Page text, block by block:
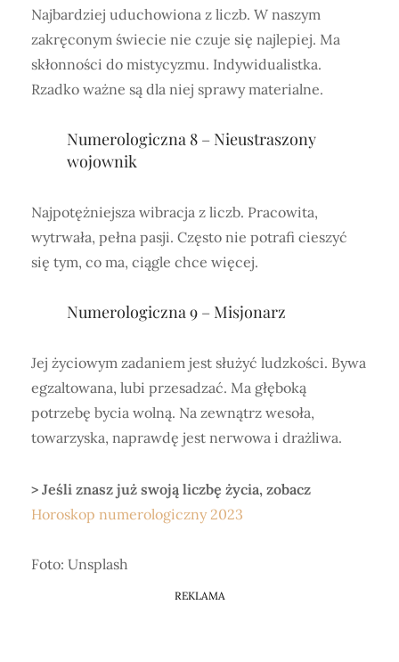
Najbardziej uduchowiona z liczb. W naszym
zakręconym świecie nie czuje się najlepiej. Ma
skłonności do mistycyzmu. Indywidualistka.
Rzadko ważne są dla niej sprawy materialne.
Numerologiczna 8 – Nieustraszony
wojownik
Najpotężniejsza wibracja z liczb. Pracowita,
wytrwała, pełna pasji. Często nie potrafi cieszyć
się tym, co ma, ciągle chce więcej.
Numerologiczna 9 – Misjonarz
Jej życiowym zadaniem jest służyć ludzkości. Bywa
egzaltowana, lubi przesadzać. Ma głęboką
potrzebę bycia wolną. Na zewnątrz wesoła,
towarzyska, naprawdę jest nerwowa i drażliwa.
> Jeśli znasz już swoją liczbę życia, zobacz
Horoskop numerologiczny 2023
Foto: Unsplash
REKLAMA